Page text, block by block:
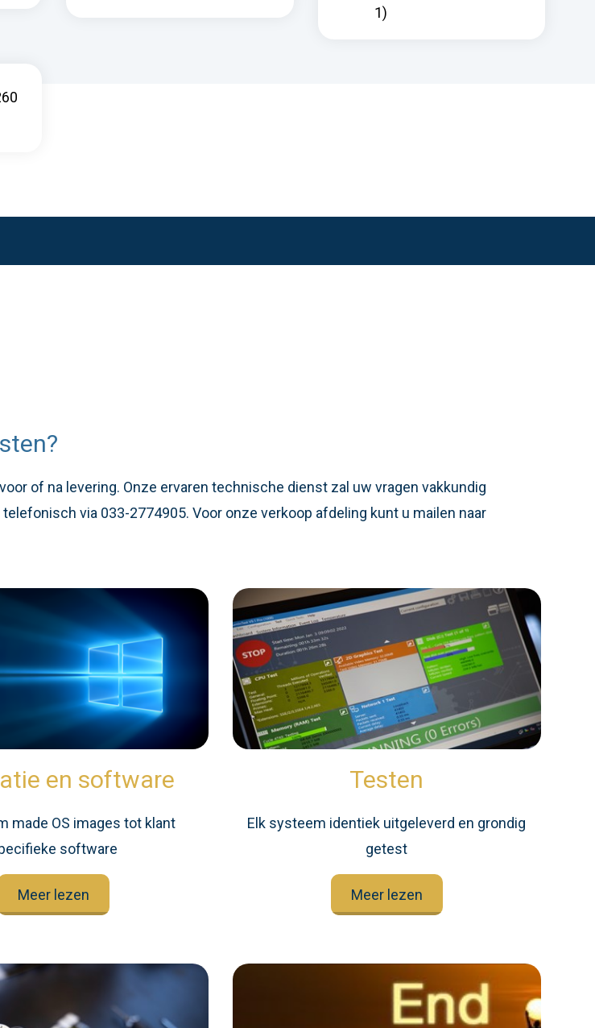
1)
of na levering. Onze ervaren technische dienst zal uw vragen vakkundig
telefonisch via 033-2774905. Voor onze verkoop afdeling kunt u mailen naar
en software
made OS images tot klant
software
Meer lezen
Testen
Elk systeem identiek uitgeleverd en grondig
getest
Meer lezen